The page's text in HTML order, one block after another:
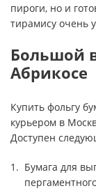
пироги, но и
тирамису очень
Большой
Абрикосе
Купить фольгу
курьером в
Доступен
Бумага для